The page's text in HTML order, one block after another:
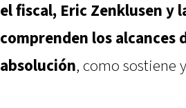
el fiscal, Eric Zenklusen y
comprenden los alcances
absolución, como sostiene